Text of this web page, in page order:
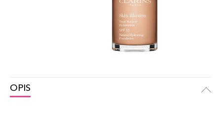
OPIS